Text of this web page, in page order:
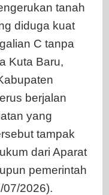
tanah
diduga kuat
C tanpa
Kuta Baru,
berjalan
yang
tampak
dari Aparat
pemerintah
07/2026).